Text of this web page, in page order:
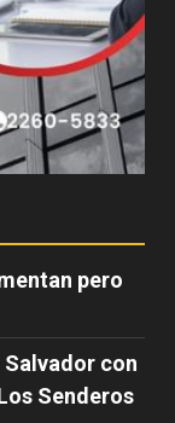
pero
Salvador con
Senderos